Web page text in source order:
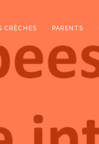
CRÈCHES PARENTS